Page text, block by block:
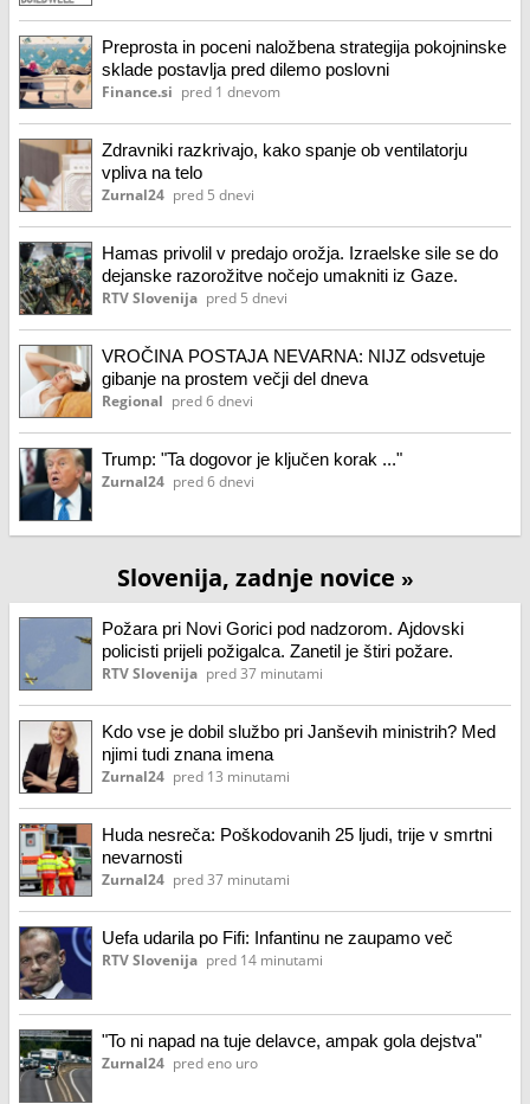
Preprosta in poceni naložbena strategija pokojninske
sklade postavlja pred dilemo poslovni
Finance.si pred 1 dnevom
Zdravniki razkrivajo, kako spanje ob ventilatorju
vpliva na telo
Zurnal24 pred 5 dnevi
Hamas privolil v predajo orožja. Izraelske sile se do
dejanske razorožitve nočejo umakniti iz Gaze.
RTV Slovenija pred 5 dnevi
VROČINA POSTAJA NEVARNA: NIJZ odsvetuje
gibanje na prostem večji del dneva
Regional pred 6 dnevi
Trump: "Ta dogovor je ključen korak ..."
Zurnal24 pred 6 dnevi
Slovenija, zadnje novice »
Požara pri Novi Gorici pod nadzorom. Ajdovski
policisti prijeli požigalca. Zanetil je štiri požare.
RTV Slovenija pred 37 minutami
Kdo vse je dobil službo pri Janševih ministrih? Med
njimi tudi znana imena
Zurnal24 pred 13 minutami
Huda nesreča: Poškodovanih 25 ljudi, trije v smrtni
nevarnosti
Zurnal24 pred 37 minutami
Uefa udarila po Fifi: Infantinu ne zaupamo več
RTV Slovenija pred 14 minutami
"To ni napad na tuje delavce, ampak gola dejstva"
Zurnal24 pred eno uro